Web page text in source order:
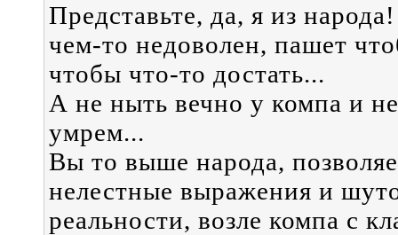
Представьте, да, я из
чем-то недоволен, пашет
чтобы что-то достать...
А не ныть вечно у компа и
умрем...
Вы то выше народа,
нелестные выражения и
реальности, возле компа с